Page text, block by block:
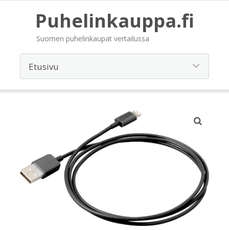
Puhelinkauppa.fi
Suomen puhelinkaupat vertailussa